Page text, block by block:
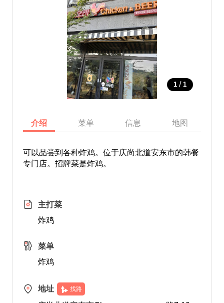
1 / 1
介绍 菜单 信息 地图
可以品尝到各种炸鸡。位于庆尚北道安东市的韩餐
专门店。招牌菜是炸鸡。
主打菜
炸鸡
菜单
炸鸡
地址 找路